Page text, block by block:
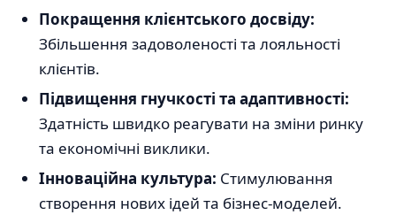
Покращення клієнтського досвіду:
Збільшення задоволеності та лояльності
клієнтів.
Підвищення гнучкості та адаптивності:
Здатність швидко реагувати на зміни ринку
та економічні виклики.
Інноваційна культура: Стимулювання
створення нових ідей та бізнес-моделей.